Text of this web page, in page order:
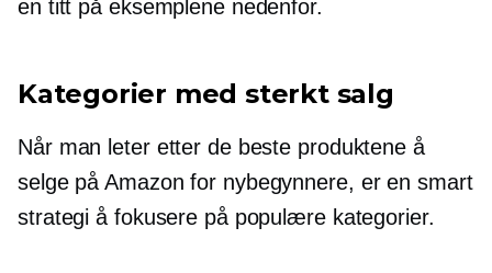
en titt på eksemplene nedenfor.
Kategorier med sterkt salg
Når man leter etter de beste produktene å
selge på Amazon for nybegynnere, er en smart
strategi å fokusere på populære kategorier.